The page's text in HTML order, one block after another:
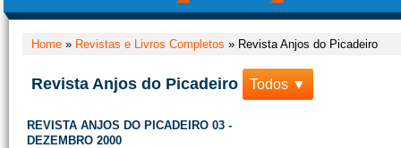
Home » Revistas e Livros Completos » Revista Anjos do Picadeiro
Revista Anjos do Picadeiro Todos ▼
REVISTA ANJOS DO PICADEIRO 03 -
DEZEMBRO 2000